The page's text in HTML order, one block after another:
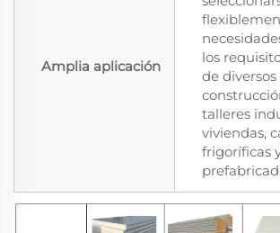
Amplia aplicación
los
de
talleres
viviendas,
frigoríficas